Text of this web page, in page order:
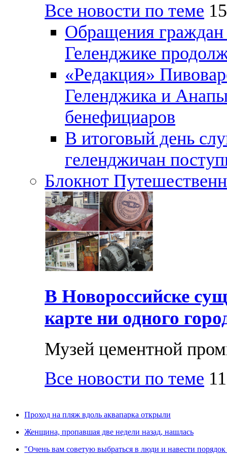
Все новости по теме
Обращения граждан
Геленджике
«Редакция»
Геленджика и
бенефициаров
В итоговый день
геленджичан
Блокнот
В Новороссийске
карте ни одного
Музей цементной
Все новости по теме
Проход на пляж вдоль аквапарка открыли
Женщина, пропавшая две недели назад, нашлась
"Очень вам советую выбраться в люди и навести